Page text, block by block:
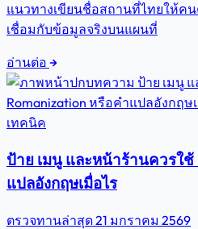
แนวทางเขียนชื่อสถานที่ไทยให้ค
เชื่อมกับข้อมูลจริงบนแผนที่
อ่านต่อ
เทคนิค
ป้าย เมนู และหน้าร้านควรใ
แปลอังกฤษเมื่อไร
ตรวจทานล่าสุด21 มกราคม 2569